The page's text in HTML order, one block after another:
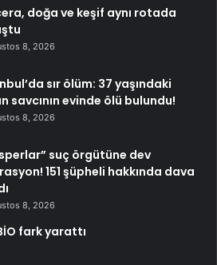
doğa ve keşif aynı rotada
8, 2026
sır ölüm: 37 yaşındaki
savcının evinde ölü bulundu!
8, 2026
suç örgütüne dev
151 şüpheli hakkında dava
8, 2026
fark yarattı